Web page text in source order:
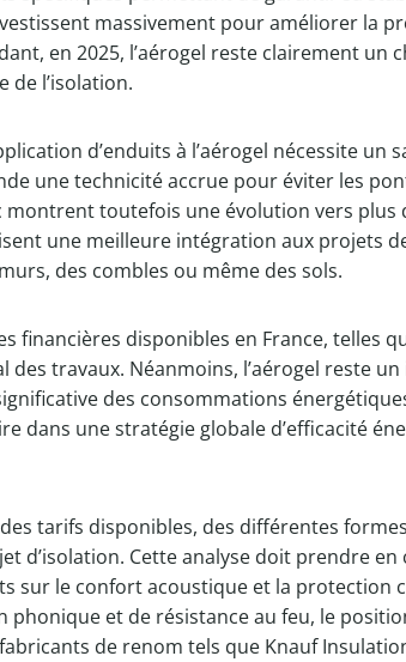
massivement pour améliorer la
en 2025, l’aérogel reste clairement
de l’isolation.
d’enduits à l’aérogel nécessite
une technicité accrue pour éviter les
toutefois une évolution vers plus
une meilleure intégration aux projets
des combles ou même des sols.
disponibles en France, telles
travaux. Néanmoins, l’aérogel reste
des consommations
dans une stratégie globale d’efficacité
tarifs disponibles, des différentes
d’isolation. Cette analyse doit prendre
sur le confort acoustique et la protection
phonique et de résistance au feu, le
de renom tels que Knauf